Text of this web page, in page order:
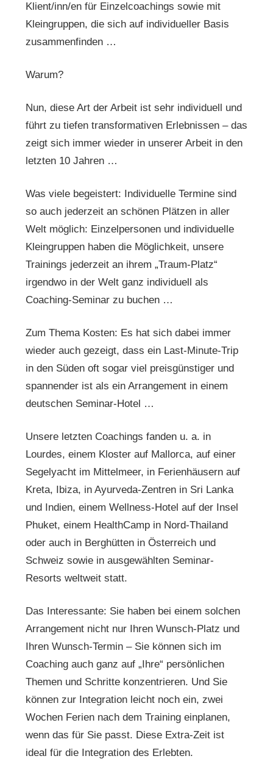
Klient/inn/en für Einzelcoachings sowie mit
Kleingruppen, die sich auf individueller Basis
zusammenfinden …
Warum?
Nun, diese Art der Arbeit ist sehr individuell und
führt zu tiefen transformativen Erlebnissen – das
zeigt sich immer wieder in unserer Arbeit in den
letzten 10 Jahren …
Was viele begeistert: Individuelle Termine sind
so auch jederzeit an schönen Plätzen in aller
Welt möglich: Einzelpersonen und individuelle
Kleingruppen haben die Möglichkeit, unsere
Trainings jederzeit an ihrem „Traum-Platz“
irgendwo in der Welt ganz individuell als
Coaching-Seminar zu buchen …
Zum Thema Kosten: Es hat sich dabei immer
wieder auch gezeigt, dass ein Last-Minute-Trip
in den Süden oft sogar viel preisgünstiger und
spannender ist als ein Arrangement in einem
deutschen Seminar-Hotel …
Unsere letzten Coachings fanden u. a. in
Lourdes, einem Kloster auf Mallorca, auf einer
Segelyacht im Mittelmeer, in Ferienhäusern auf
Kreta, Ibiza, in Ayurveda-Zentren in Sri Lanka
und Indien, einem Wellness-Hotel auf der Insel
Phuket, einem HealthCamp in Nord-Thailand
oder auch in Berghütten in Österreich und
Schweiz sowie in ausgewählten Seminar-
Resorts weltweit statt.
Das Interessante: Sie haben bei einem solchen
Arrangement nicht nur Ihren Wunsch-Platz und
Ihren Wunsch-Termin – Sie können sich im
Coaching auch ganz auf „Ihre“ persönlichen
Themen und Schritte konzentrieren. Und Sie
können zur Integration leicht noch ein, zwei
Wochen Ferien nach dem Training einplanen,
wenn das für Sie passt. Diese Extra-Zeit ist
ideal für die Integration des Erlebten.